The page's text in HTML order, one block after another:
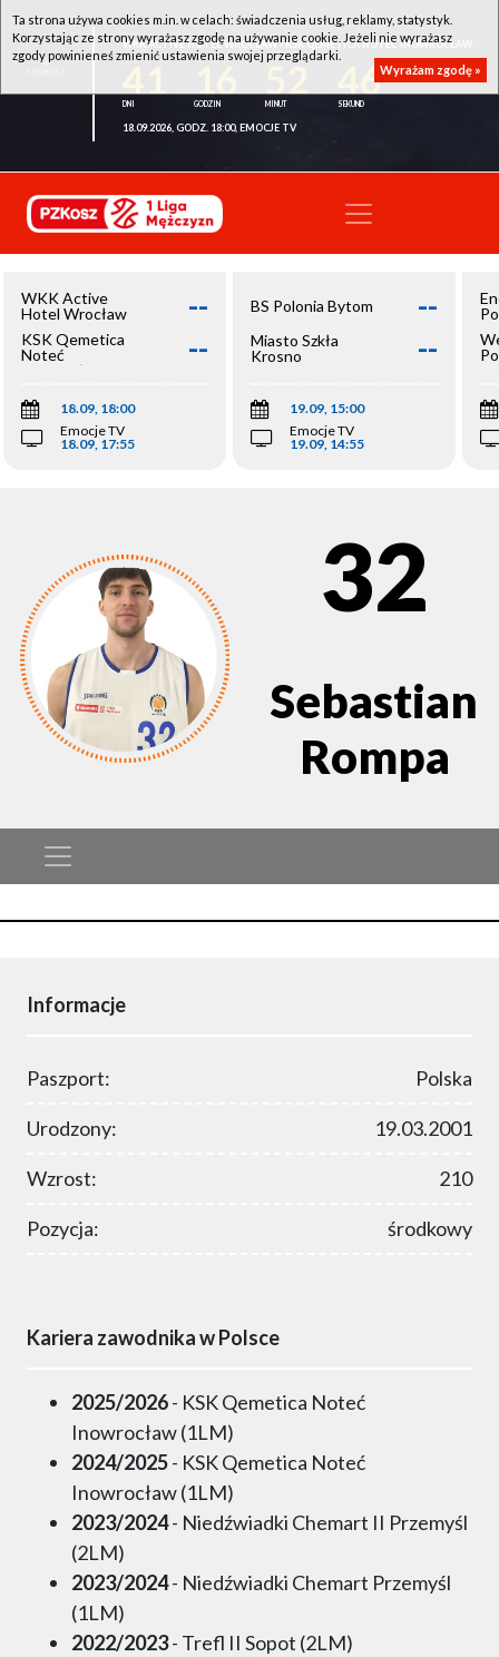
WKK ACTIVE HOTEL WROCŁAW - KSK QEMETICA NOTEĆ INOWROCŁAW
46
18.09.2026, GODZ. 18:00, EMOCJE TV
WKK Active
Hotel Wrocław
--
KSK Qemetica
Noteć
Inowrocław
--
18.09, 18:00
Emocje TV
18.09, 17:55
BS Polonia Bytom --
Miasto Szkła
Krosno
--
19.09, 15:00
Emocje TV
19.09, 14:55
32
Sebastian
Rompa
Informacje
Paszport: Polska
Urodzony: 19.03.2001
Wzrost: 210
Pozycja: środkowy
Kariera zawodnika w Polsce
2025/2026- KSK Qemetica Noteć
Inowrocław (1LM)
2024/2025- KSK Qemetica Noteć
Inowrocław (1LM)
2023/2024- Niedźwiadki Chemart II Przemyśl
(2LM)
2023/2024- Niedźwiadki Chemart Przemyśl
(1LM)
2022/2023- Trefl II Sopot (2LM)
Ta strona używa cookies m.in. w celach: świadczenia usług, reklamy, statystyk.
Korzystając ze strony wyrażasz zgodę na używanie cookie. Jeżeli nie wyrażasz
zgody powinieneś zmienić ustawienia swojej przeglądarki.
Wyrażam zgodę »